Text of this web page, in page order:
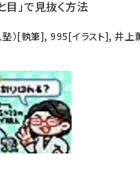
目」で見抜く方法
）[執筆],995[イラスト],井上